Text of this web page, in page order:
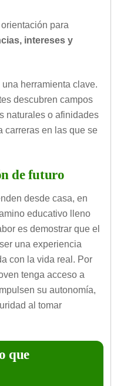
para
intereses y
una herramienta clave.
descubren campos
naturales o afinidades
carreras en las que se
de futuro
desde casa, en
educativo lleno
es demostrar que el
una experiencia
con la vida real. Por
tenga acceso a
su autonomía,
al tomar
que